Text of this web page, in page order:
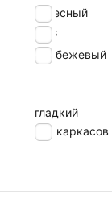
телесный
80G
бежевый
гладкий
без каркасов